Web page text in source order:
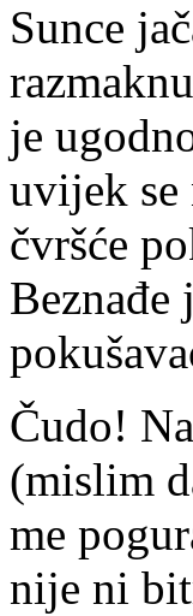
Sunce
je
uvijek se
čvršće
Beznađe
Čudo!
(mislim
me
nije ni